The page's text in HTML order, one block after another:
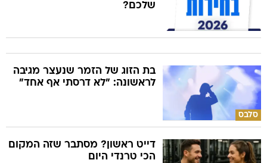
שלכם?
סלבס
בת הזוג של הזמר שנעצר מגיבה
לראשונה: "לא דרסתי אף אחד"
דייט ראשון? מסתבר שזה המקום
הכי טרנדי היום